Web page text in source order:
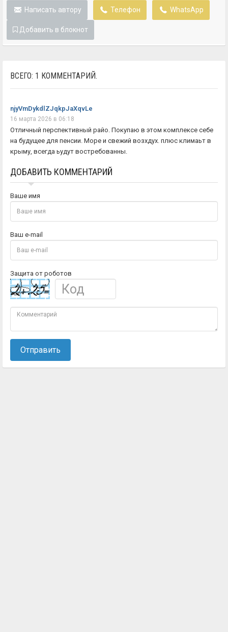
Написать автору Телефон WhatsApp
Добавить в блокнот
ВСЕГО: 1 КОММЕНТАРИЙ.
njyVmDykdlZJqkpJaXqvLe
16 марта 2026 в 06:18
Отличный перспективный райо. Покупаю в этом комплексе себе
на будущее для пенсии. Море и свежий возхдух. плюс климаьт в
крыму, всегда ьудут востребованны.
ДОБАВИТЬ КОММЕНТАРИЙ
Ваше имя
Ваш e-mail
Защита от роботов
Отправить